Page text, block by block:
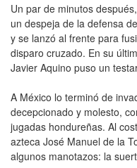
Un par de minutos
un despeja de la defensa
y se lanzó al frente para
disparo cruzado. En su
Javier Aquino puso un
A México lo terminó de
decepcionado y molesto,
jugadas hondureñas. Al
azteca José Manuel de la
algunos manotazos: la